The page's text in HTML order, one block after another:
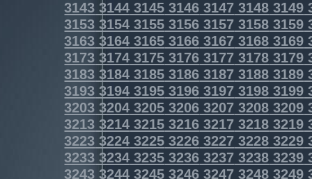
3143 3144 3145 3146 3147 3148 3149
3153 3154 3155 3156 3157 3158 3159
3163 3164 3165 3166 3167 3168 3169
3173 3174 3175 3176 3177 3178 3179
3183 3184 3185 3186 3187 3188 3189
3193 3194 3195 3196 3197 3198 3199
3203 3204 3205 3206 3207 3208 3209
3213 3214 3215 3216 3217 3218 3219
3223 3224 3225 3226 3227 3228 3229
3233 3234 3235 3236 3237 3238 3239
3243 3244 3245 3246 3247 3248 3249